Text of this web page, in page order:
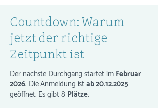
Countdown: Warum
jetzt der richtige
Zeitpunkt ist
Der nächste Durchgang startet im Februar
2026. Die Anmeldung istab20.12.2025
geöffnet. Es gibt 8 Plätze.